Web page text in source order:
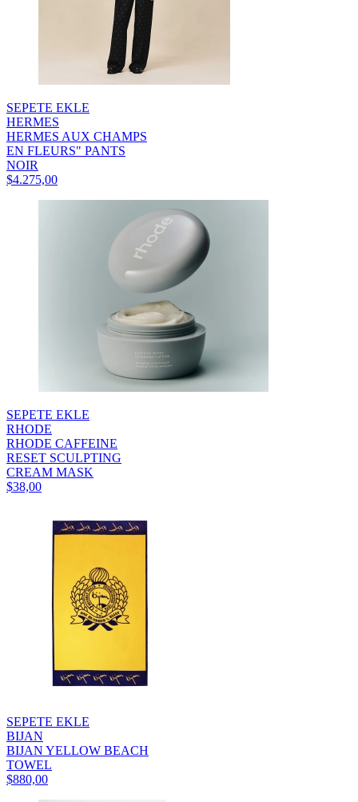
SEPETE EKLE
HERMES
HERMES AUX CHAMPS
EN FLEURS" PANTS
NOIR
$4.275,00
SEPETE EKLE
RHODE
RHODE CAFFEINE
RESET SCULPTING
CREAM MASK
$38,00
SEPETE EKLE
BIJAN
BIJAN YELLOW BEACH
TOWEL
$880,00